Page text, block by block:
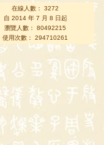
在線人數： 3272
自 2014 年 7 月 8 日起
瀏覽人數： 80492215
使用次數： 294710261